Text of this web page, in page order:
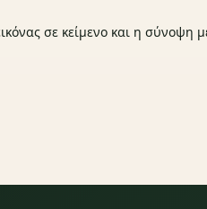
σε κείμενο και η σύνοψη